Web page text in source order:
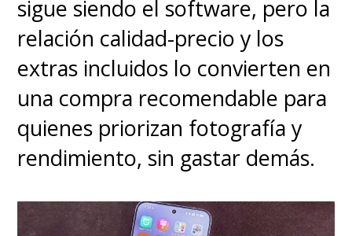
sigue siendo el software, pero la
relación calidad-precio y los
extras incluidos lo convierten en
una compra recomendable para
quienes priorizan fotografía y
rendimiento, sin gastar demás.